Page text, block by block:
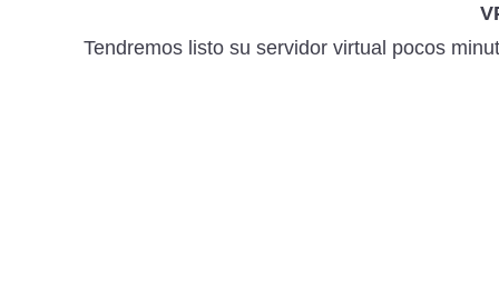
Tendremos listo su servidor virtual pocos